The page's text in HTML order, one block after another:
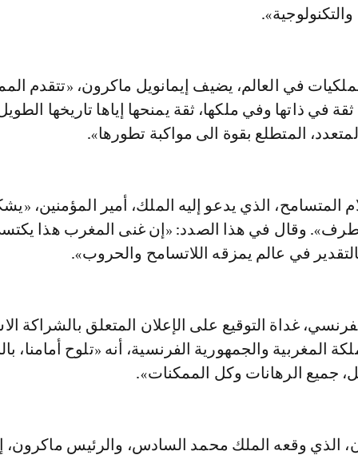
في العالم، يضيف إيمانويل ماكرون، «تتقدم
في ذاتها وفي ملكها، ثقة يمنحها إياها تاريخها
المتطلع بقوة الى مواكبة تطورها».
المتسامح، الذي يدعو إليه الملك، أمير المؤمنين،
وقال في هذا الصدد: «إن غنى المغرب هذا
في عالم يمزقه اللاتسامح والحروب».
غداة التوقيع على الإعلان المتعلق بالشراكة
المغربية والجمهورية الفرنسية، أنه «تلوح أمامنا،
جميع الرهانات وكل الممكنات».
الذي وقعه الملك محمد السادس، والرئيس ماكرون،